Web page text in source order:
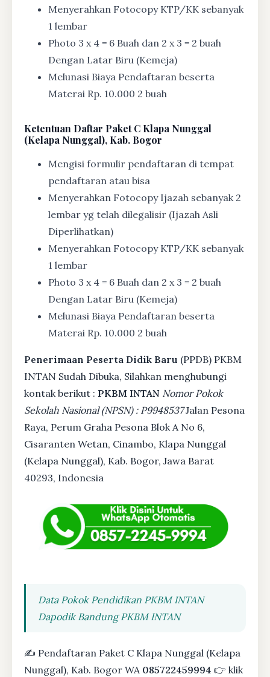
Menyerahkan Fotocopy KTP/KK sebanyak
1 lembar
Photo 3 x 4 = 6 Buah dan 2 x 3 = 2 buah
Dengan Latar Biru (Kemeja)
Melunasi Biaya Pendaftaran beserta
Materai Rp. 10.000 2 buah
Ketentuan Daftar Paket C Klapa Nunggal
(Kelapa Nunggal), Kab. Bogor
Mengisi formulir pendaftaran di tempat
pendaftaran atau bisa
Menyerahkan Fotocopy Ijazah sebanyak 2
lembar yg telah dilegalisir (Ijazah Asli
Diperlihatkan)
Menyerahkan Fotocopy KTP/KK sebanyak
1 lembar
Photo 3 x 4 = 6 Buah dan 2 x 3 = 2 buah
Dengan Latar Biru (Kemeja)
Melunasi Biaya Pendaftaran beserta
Materai Rp. 10.000 2 buah
Penerimaan Peserta Didik Baru (PPDB) PKBM
INTAN Sudah Dibuka, Silahkan menghubungi
kontak berikut : PKBM INTAN Nomor Pokok
Sekolah Nasional (NPSN) : P9948537Jalan Pesona
Raya, Perum Graha Pesona Blok A No 6,
Cisaranten Wetan, Cinambo, Klapa Nunggal
(Kelapa Nunggal), Kab. Bogor, Jawa Barat
40293, Indonesia
Data Pokok Pendidikan PKBM INTAN
Dapodik Bandung PKBM INTAN
✍ Pendaftaran Paket C Klapa Nunggal (Kelapa
Nunggal), Kab. Bogor WA 085722459994 👉 klik